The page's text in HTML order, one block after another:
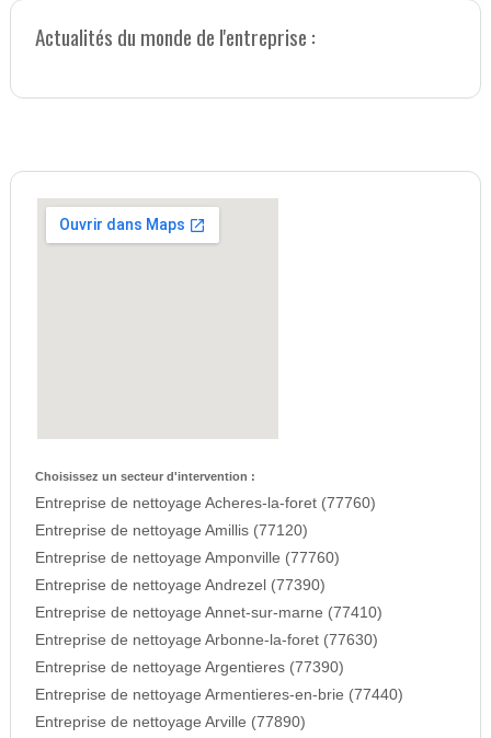
Actualités du monde de l'entreprise :
Choisissez un secteur d'intervention :
Entreprise de nettoyage Acheres-la-foret (77760)
Entreprise de nettoyage Amillis (77120)
Entreprise de nettoyage Amponville (77760)
Entreprise de nettoyage Andrezel (77390)
Entreprise de nettoyage Annet-sur-marne (77410)
Entreprise de nettoyage Arbonne-la-foret (77630)
Entreprise de nettoyage Argentieres (77390)
Entreprise de nettoyage Armentieres-en-brie (77440)
Entreprise de nettoyage Arville (77890)